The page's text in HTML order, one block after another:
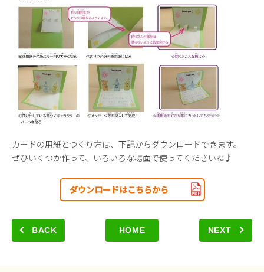
カードの用紙とつくり方は、下記からダウンロードできます。
ぜひいくつか作って、いろいろな場面で使ってくださいね♪
ダウンロードはこちらから
BACK HOME NEXT